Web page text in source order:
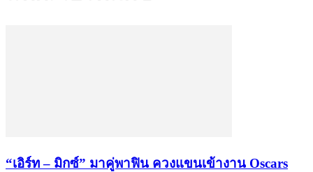
“เอิร์ท – มิกซ์” มาคู่พาฟิน ควงแขนเข้างาน Oscars